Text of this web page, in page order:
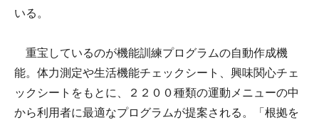
いる。
重宝しているのが機能訓練プログラムの自動作成機
能。体力測定や生活機能チェックシート、興味関心チェ
ックシートをもとに、２２００種類の運動メニューの中
から利用者に最適なプログラムが提案される。「根拠を